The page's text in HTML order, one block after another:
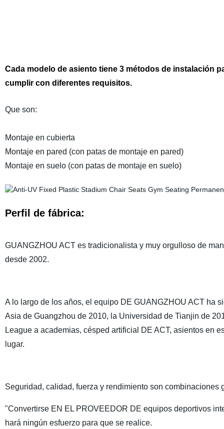
Cada modelo de asiento tiene 3 métodos de instalación
cumplir con diferentes requisitos.
Que son:
Montaje en cubierta
Montaje en pared (con patas de montaje en pared)
Montaje en suelo (con patas de montaje en suelo)
Perfil de fábrica:
GUANGZHOU ACT es tradicionalista y muy orgulloso de
desde 2002.
A lo largo de los años, el equipo DE GUANGZHOU ACT ha
Asia de Guangzhou de 2010, la Universidad de Tianjin de
League a academias, césped artificial DE ACT, asientos en
lugar.
Seguridad, calidad, fuerza y rendimiento son combinaciones
"Convertirse EN EL PROVEEDOR DE equipos deportivos
hará ningún esfuerzo para que se realice.